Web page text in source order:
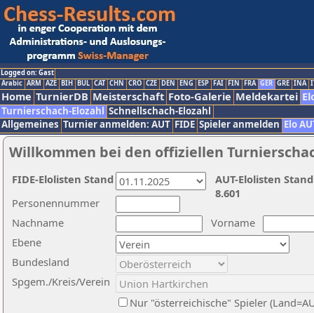
Logged on: Gast
Arabic ARM AZE BIH BUL CAT CHN CRO CZE DEN ENG ESP FAI FIN FRA GER GRE INA
Home TurnierDB Meisterschaft Foto-Galerie Meldekartei
Turnierschach-Elozahl Schnellschach-Elozahl
Allgemeines Turnier anmelden: AUT FIDE Spieler anmelden Elo
Willkommen bei den offiziellen
Nachname
Vorname
Ebene
Personennummer
Bundesland
Spgem./Kreis/Verein
Nur "österreichische" Spieler
AUT-Elolisten
8.601
FIDE-Elolisten Stand